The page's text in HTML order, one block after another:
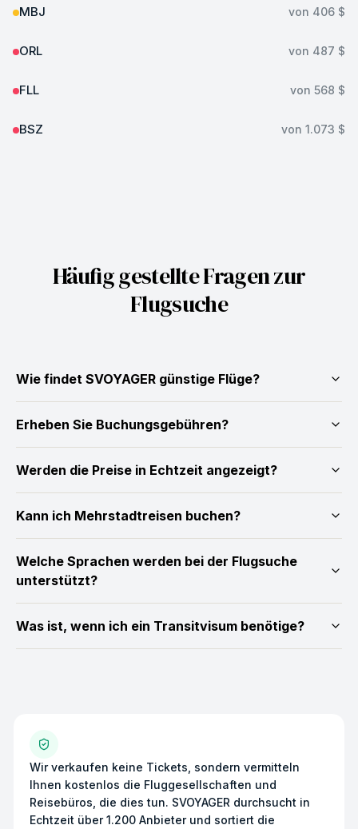
MBJ von 406 $
ORL von 487 $
FLL von 568 $
BSZ von 1.073 $
Häufig gestellte Fragen zur
Flugsuche
Wie findet SVOYAGER günstige Flüge?
Erheben Sie Buchungsgebühren?
Werden die Preise in Echtzeit angezeigt?
Kann ich Mehrstadtreisen buchen?
Welche Sprachen werden bei der Flugsuche
unterstützt?
Was ist, wenn ich ein Transitvisum benötige?
Wir verkaufen keine Tickets, sondern vermitteln
Ihnen kostenlos die Fluggesellschaften und
Reisebüros, die dies tun. SVOYAGER durchsucht in
Echtzeit über 1.200 Anbieter und sortiert die